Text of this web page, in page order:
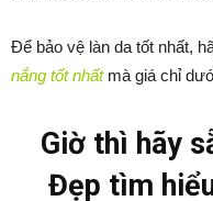
Để bảo vệ làn da tốt nhất,
nắng tốt nhấtmà giá chỉ
Giờ thì hãy
Đẹp tìm